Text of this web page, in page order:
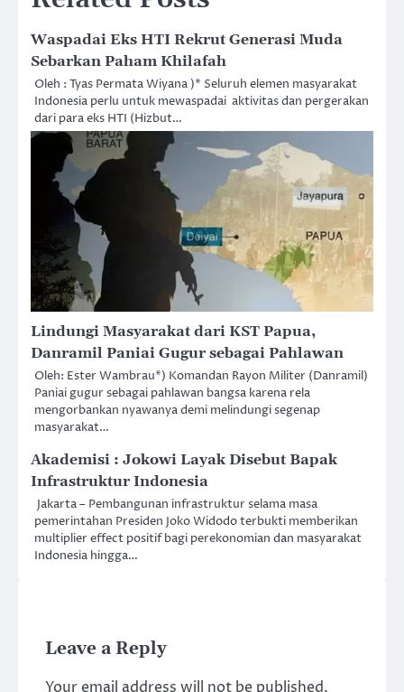
Waspadai Eks HTI Rekrut Generasi Muda
Sebarkan Paham Khilafah
Oleh : Tyas Permata Wiyana )* Seluruh elemen masyarakat
Indonesia perlu untuk mewaspadai aktivitas dan pergerakan
dari para eks HTI (Hizbut…
Lindungi Masyarakat dari KST Papua,
Danramil Paniai Gugur sebagai Pahlawan
Oleh: Ester Wambrau*) Komandan Rayon Militer (Danramil)
Paniai gugur sebagai pahlawan bangsa karena rela
mengorbankan nyawanya demi melindungi segenap
masyarakat…
Akademisi : Jokowi Layak Disebut Bapak
Infrastruktur Indonesia
Jakarta – Pembangunan infrastruktur selama masa
pemerintahan Presiden Joko Widodo terbukti memberikan
multiplier effect positif bagi perekonomian dan masyarakat
Indonesia hingga…
Leave a Reply
Your email address will not be published.